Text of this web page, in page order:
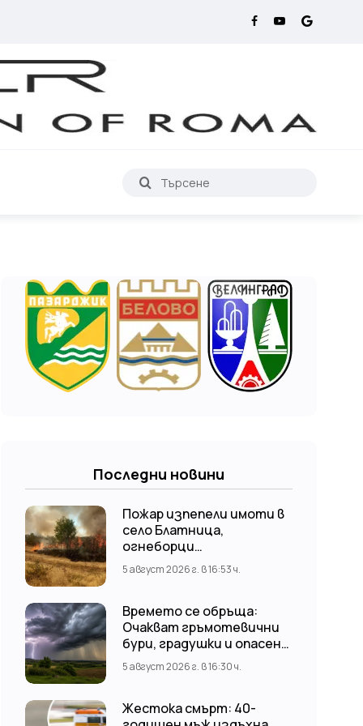
Последни новини
Пожар изпепели имоти в
село Блатница,
огнеборци
предотвратиха по-
голяма трагедия
5 август 2026 г. в 16:53 ч.
Времето се обръща:
Очакват гръмотевични
бури, градушки и опасен
вятър до 80 км/ч
5 август 2026 г. в 16:30 ч.
Жестока смърт: 40-